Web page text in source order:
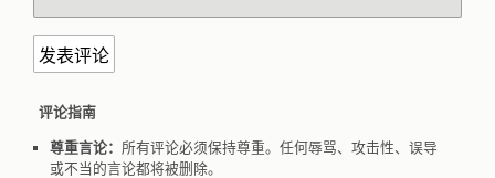
评论指南
尊重言论： 所有评论必须保持尊重。任何辱骂、攻击性、误导
或不当的言论都将被删除。